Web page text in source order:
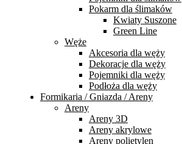
Pokarm dla ślimaków
Kwiaty Suszone
Green Line
Węże
Akcesoria dla węży
Dekoracje dla węży
Pojemniki dla węży
Podłoża dla węży
Formikaria / Gniazda / Areny
Areny
Areny 3D
Areny akrylowe
Areny polietylen